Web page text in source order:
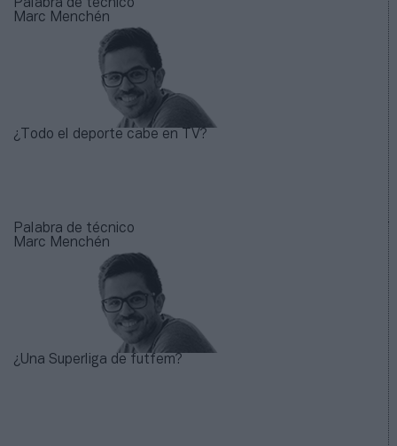
Palabra de técnico
Marc Menchén
¿Todo el deporte cabe en TV?
Palabra de técnico
Marc Menchén
¿Una Superliga de futfem?